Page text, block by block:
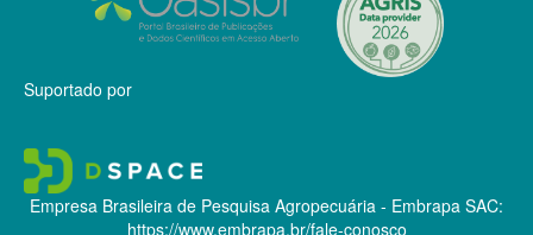
Suportado por
Empresa Brasileira de Pesquisa Agropecuária - Embrapa SAC:
https://www.embrapa.br/fale-conosco